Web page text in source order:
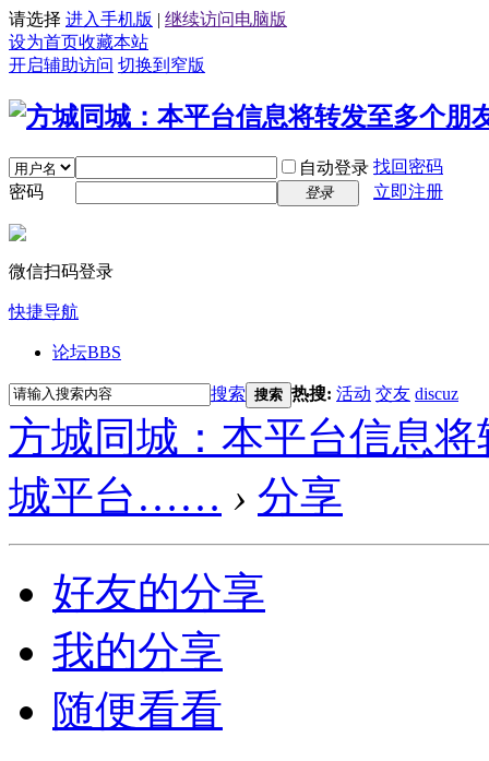
请选择 进入手机版 | 继续访问电脑版
设为首页收藏本站
开启辅助访问 切换到窄版
自动登录 找回密码
密码
登录 立即注册
微信扫码登录
快捷导航
论坛BBS
搜索 搜索 热搜: 活动 交友 discuz
方城同城：本平台信息
城平台…… › 分享
好友的分享
我的分享
随便看看